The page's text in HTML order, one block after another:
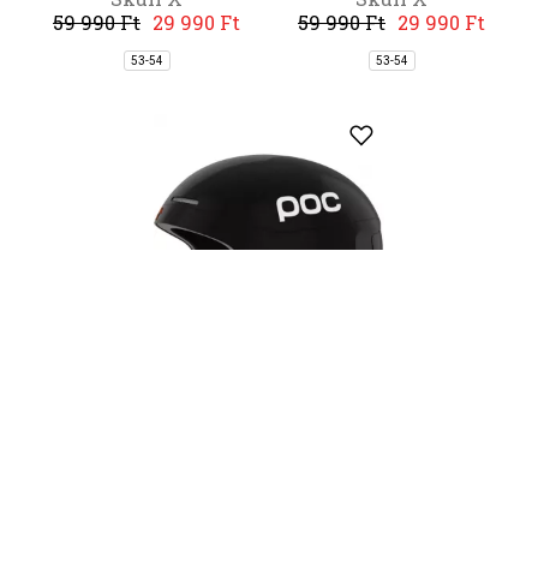
59 990 Ft 29 990 Ft
53-54
59 990 Ft 29 990 Ft
53-54